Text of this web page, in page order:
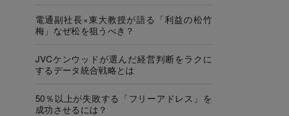
電通副社長×東大教授が語る「利益の松竹
梅」なぜ松を狙うべき？
JVCケンウッドが選んだ経営判断をラクに
するデータ統合戦略とは
50％以上が失敗する「フリーアドレス」を
成功させるには？